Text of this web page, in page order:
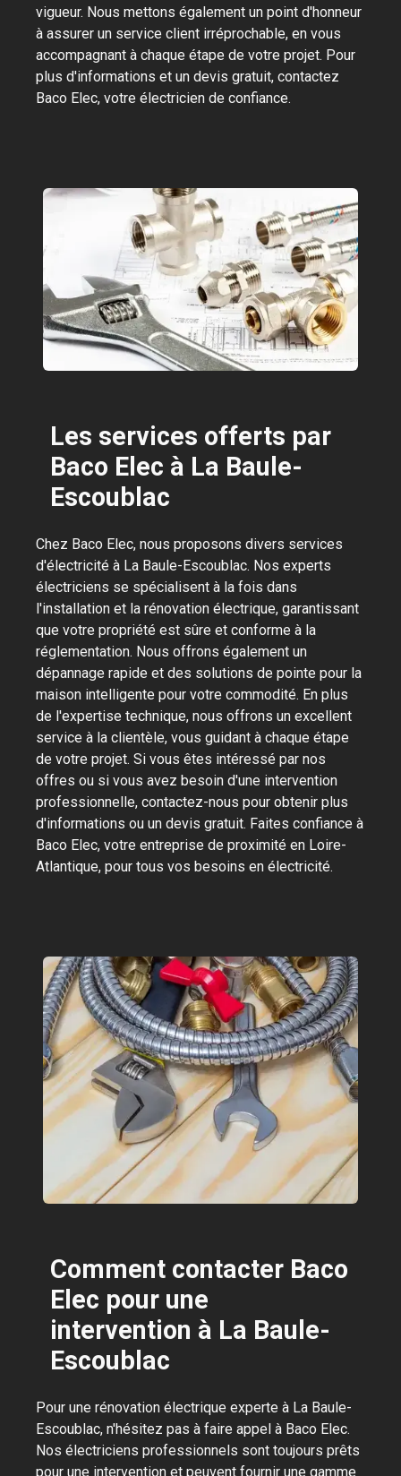
vigueur. Nous mettons également un point d'honneur
à assurer un service client irréprochable, en vous
accompagnant à chaque étape de votre projet. Pour
plus d'informations et un devis gratuit, contactez
Baco Elec, votre électricien de confiance.
Les services offerts par
Baco Elec à La Baule-
Escoublac
Chez Baco Elec, nous proposons divers services
d'électricité à La Baule-Escoublac. Nos experts
électriciens se spécialisent à la fois dans
l'installation et la rénovation électrique, garantissant
que votre propriété est sûre et conforme à la
réglementation. Nous offrons également un
dépannage rapide et des solutions de pointe pour la
maison intelligente pour votre commodité. En plus
de l'expertise technique, nous offrons un excellent
service à la clientèle, vous guidant à chaque étape
de votre projet. Si vous êtes intéressé par nos
offres ou si vous avez besoin d'une intervention
professionnelle, contactez-nous pour obtenir plus
d'informations ou un devis gratuit. Faites confiance à
Baco Elec, votre entreprise de proximité en Loire-
Atlantique, pour tous vos besoins en électricité.
Comment contacter Baco
Elec pour une
intervention à La Baule-
Escoublac
Pour une rénovation électrique experte à La Baule-
Escoublac, n'hésitez pas à faire appel à Baco Elec.
Nos électriciens professionnels sont toujours prêts
pour une intervention et peuvent fournir une gamme